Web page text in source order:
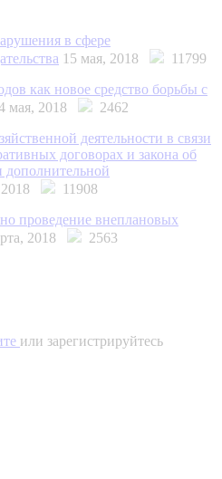
в сфере
15 мая, 2018
11799
как новое средство борьбы с
мая, 2018
2462
деятельности в связи
договорах и закона об
дополнительной
2018
11908
проведение внеплановых
2018 2563
или зарегистрируйтесь